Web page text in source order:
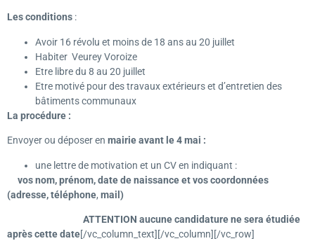
Les conditions :
Avoir 16 révolu et moins de 18 ans au 20 juillet
Habiter Veurey Voroize
Etre libre du 8 au 20 juillet
Etre motivé pour des travaux extérieurs et d’entretien des
bâtiments communaux
La procédure :
Envoyer ou déposer en mairie avant le 4 mai :
une lettre de motivation et un CV en indiquant :
vos nom, prénom, date de naissance et vos coordonnées
(adresse, téléphone, mail)
ATTENTION aucune candidature ne sera étudiée
après cette date[/vc_column_text][/vc_column][/vc_row]